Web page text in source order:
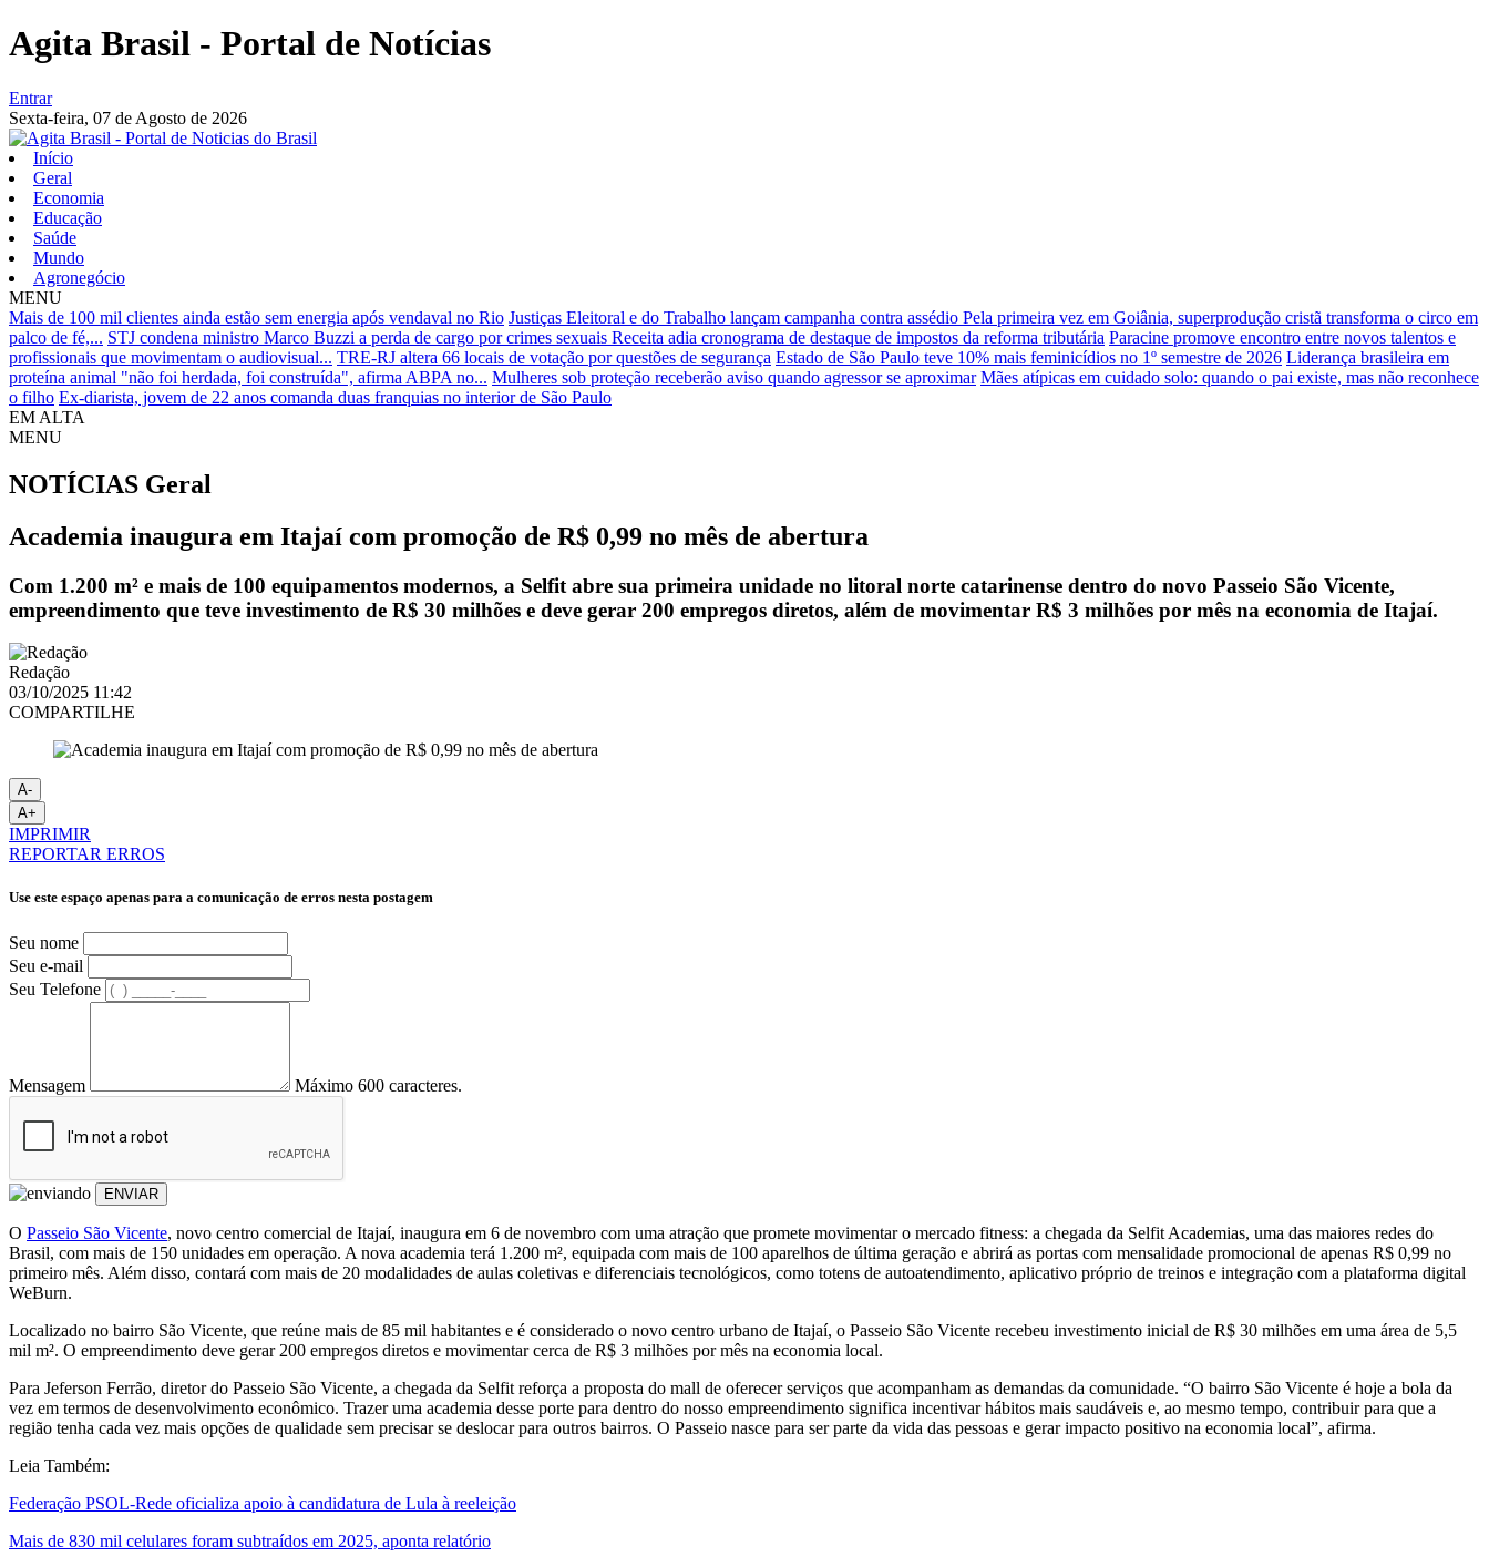
Agita Brasil - Portal de Notícias
Entrar
Sexta-feira, 07 de Agosto de 2026
Início
Geral
Economia
Educação
Saúde
Mundo
Agronegócio
MENU
Mais de 100 mil clientes ainda estão sem energia após vendaval no Rio Justiças Eleitoral e do Trabalho lançam campanha contra assédio Pela primeira vez em Goiânia, superprodução cristã transforma o circo em
palco de fé,... STJ condena ministro Marco Buzzi a perda de cargo por crimes sexuais Receita adia cronograma de destaque de impostos da reforma tributária Paracine promove encontro entre novos talentos e
profissionais que movimentam o audiovisual... TRE-RJ altera 66 locais de votação por questões de segurança Estado de São Paulo teve 10% mais feminicídios no 1º semestre de 2026 Liderança brasileira em
proteína animal "não foi herdada, foi construída", afirma ABPA no... Mulheres sob proteção receberão aviso quando agressor se aproximar Mães atípicas em cuidado solo: quando o pai existe, mas não reconhece
o filho Ex-diarista, jovem de 22 anos comanda duas franquias no interior de São Paulo
EM ALTA
MENU
NOTÍCIAS Geral
Academia inaugura em Itajaí com promoção de R$ 0,99 no mês de abertura
Com 1.200 m² e mais de 100 equipamentos modernos, a Selfit abre sua primeira unidade no litoral norte catarinense dentro do novo Passeio São Vicente,
empreendimento que teve investimento de R$ 30 milhões e deve gerar 200 empregos diretos, além de movimentar R$ 3 milhões por mês na economia de Itajaí.
Redação
03/10/2025 11:42
COMPARTILHE
A-
A+
IMPRIMIR
REPORTAR ERROS
Use este espaço apenas para a comunicação de erros nesta postagem
Seu nome
Seu e-mail
Seu Telefone
Mensagem Máximo 600 caracteres.
ENVIAR
O Passeio São Vicente, novo centro comercial de Itajaí, inaugura em 6 de novembro com uma atração que promete movimentar o mercado fitness: a chegada da Selfit Academias, uma das maiores redes do
Brasil, com mais de 150 unidades em operação. A nova academia terá 1.200 m², equipada com mais de 100 aparelhos de última geração e abrirá as portas com mensalidade promocional de apenas R$ 0,99 no
primeiro mês. Além disso, contará com mais de 20 modalidades de aulas coletivas e diferenciais tecnológicos, como totens de autoatendimento, aplicativo próprio de treinos e integração com a plataforma digital
WeBurn.
Localizado no bairro São Vicente, que reúne mais de 85 mil habitantes e é considerado o novo centro urbano de Itajaí, o Passeio São Vicente recebeu investimento inicial de R$ 30 milhões em uma área de 5,5
mil m². O empreendimento deve gerar 200 empregos diretos e movimentar cerca de R$ 3 milhões por mês na economia local.
Para Jeferson Ferrão, diretor do Passeio São Vicente, a chegada da Selfit reforça a proposta do mall de oferecer serviços que acompanham as demandas da comunidade. “O bairro São Vicente é hoje a bola da
vez em termos de desenvolvimento econômico. Trazer uma academia desse porte para dentro do nosso empreendimento significa incentivar hábitos mais saudáveis e, ao mesmo tempo, contribuir para que a
região tenha cada vez mais opções de qualidade sem precisar se deslocar para outros bairros. O Passeio nasce para ser parte da vida das pessoas e gerar impacto positivo na economia local”, afirma.
Leia Também:
Federação PSOL-Rede oficializa apoio à candidatura de Lula à reeleição
Mais de 830 mil celulares foram subtraídos em 2025, aponta relatório